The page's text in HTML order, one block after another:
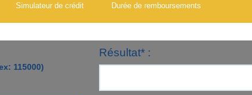
Simulateur de crédit Durée de remboursements